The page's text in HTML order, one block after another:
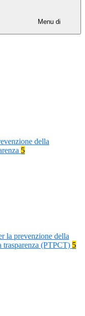
Menu di
della
5
la prevenzione della
trasparenza (PTPCT) 5